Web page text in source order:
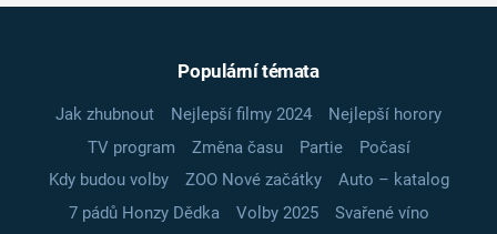
Populární témata
Jak zhubnout Nejlepší filmy 2024
Nejlepší horory
TV program
Změna času Partie
Počasí
Kdy budou volby
ZOO Nové začátky
Auto – katalog
7 pádů Honzy Dědka
Volby 2025
Svařené víno